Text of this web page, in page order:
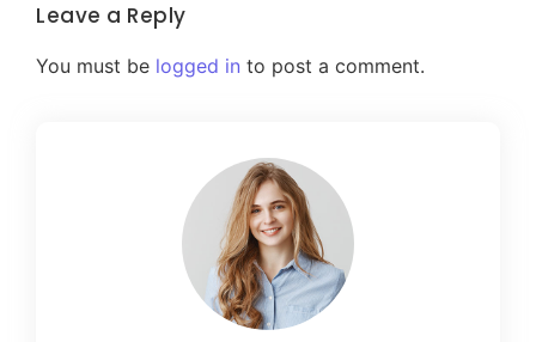
Leave a Reply
You must be logged in to post a comment.